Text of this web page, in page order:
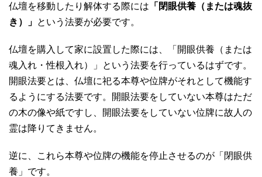
仏壇を移動したり解体する際には 「閉眼供養（または魂抜
き）」 という法要が必要です。
仏壇を購入して家に設置した際には、「開眼供養（または
魂入れ・性根入れ）」という法要を行っているはずです。
開眼法要とは、仏壇に祀る本尊や位牌がそれとして機能す
るようにする法要です。開眼法要をしていない本尊はただ
の木の像や紙ですし、開眼法要をしていない位牌に故人の
霊は降りてきません。
逆に、これら本尊や位牌の機能を停止させるのが「閉眼供
養」です。